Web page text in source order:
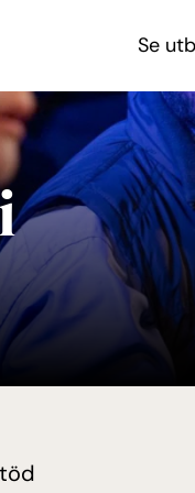
Se